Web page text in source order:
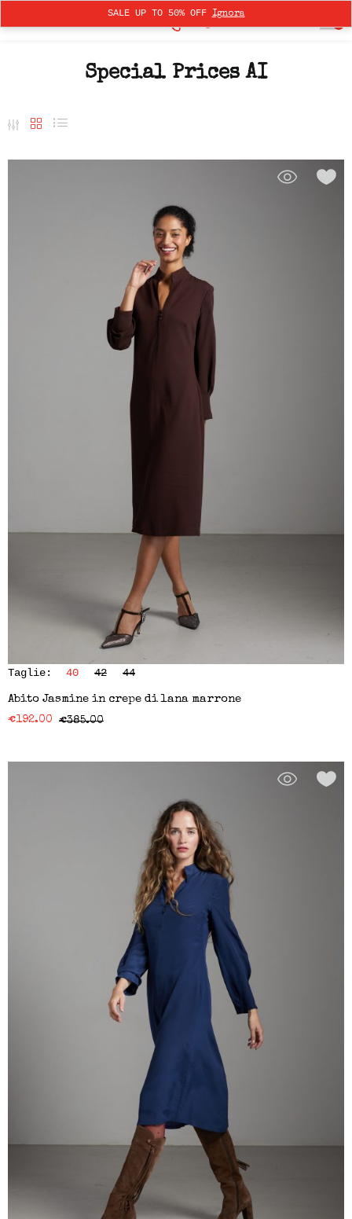
Special Prices AI
Taglie: 40 42 44
Abito Jasmine in crepe di lana marrone
€192.00 €385.00
SALE UP TO 50% OFF Ignora